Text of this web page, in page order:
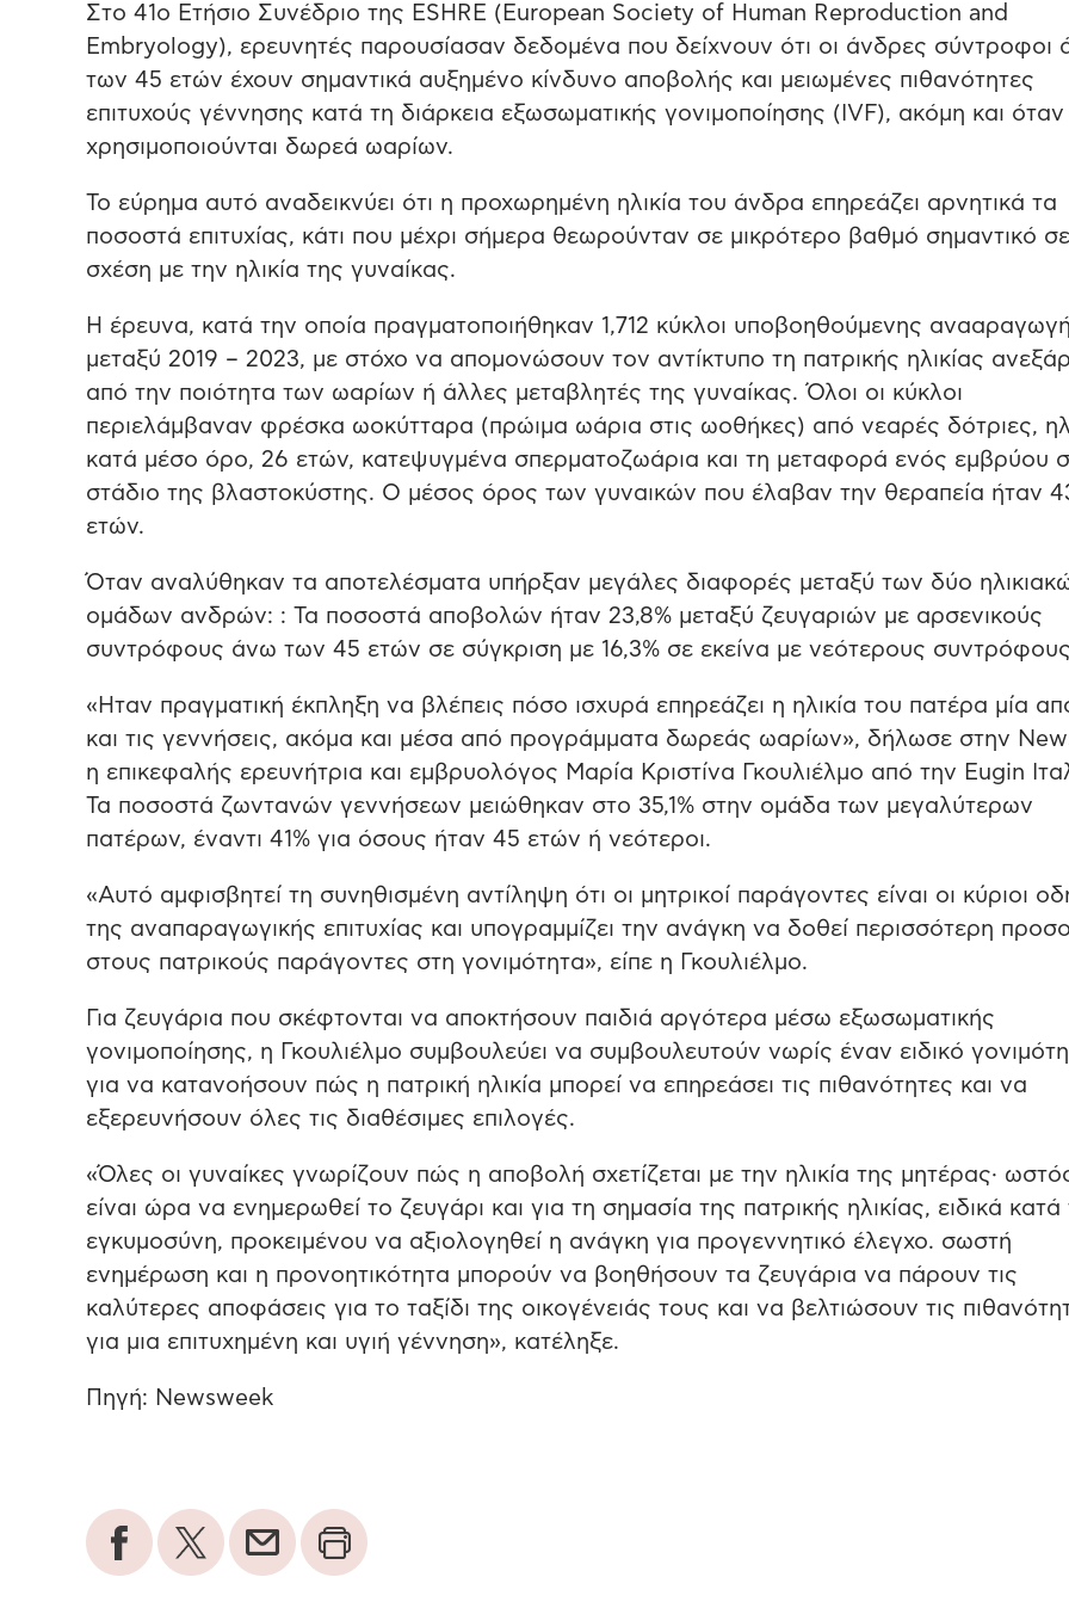
Στο 41ο Ετήσιο Συνέδριο της ESHRE (European Society of Human Reproduction and
Embryology), ερευνητές παρουσίασαν δεδομένα που δείχνουν ότι οι άνδρες σύντροφοι
των 45 ετών έχουν σημαντικά αυξημένο κίνδυνο αποβολής και μειωμένες πιθανότητες
επιτυχούς γέννησης κατά τη διάρκεια εξωσωματικής γονιμοποίησης (IVF), ακόμη και όταν
χρησιμοποιούνται δωρεά ωαρίων.
Το εύρημα αυτό αναδεικνύει ότι η προχωρημένη ηλικία του άνδρα επηρεάζει αρνητικά τα
ποσοστά επιτυχίας, κάτι που μέχρι σήμερα θεωρούνταν σε μικρότερο βαθμό σημαντικό σε
σχέση με την ηλικία της γυναίκας.
Η έρευνα, κατά την οποία πραγματοποιήθηκαν 1,712 κύκλοι υποβοηθούμενης
μεταξύ 2019 – 2023, με στόχο να απομονώσουν τον αντίκτυπο τη πατρικής ηλικίας
από την ποιότητα των ωαρίων ή άλλες μεταβλητές της γυναίκας. Όλοι οι κύκλοι
περιελάμβαναν φρέσκα ωοκύτταρα (πρώιμα ωάρια στις ωοθήκες) από νεαρές δότριες,
κατά μέσο όρο, 26 ετών, κατεψυγμένα σπερματοζωάρια και τη μεταφορά ενός εμβρύου
στάδιο της βλαστοκύστης. Ο μέσος όρος των γυναικών που έλαβαν την θεραπεία ήταν
ετών.
Όταν αναλύθηκαν τα αποτελέσματα υπήρξαν μεγάλες διαφορές μεταξύ των δύο
ομάδων ανδρών: : Τα ποσοστά αποβολών ήταν 23,8% μεταξύ ζευγαριών με αρσενικούς
συντρόφους άνω των 45 ετών σε σύγκριση με 16,3% σε εκείνα με νεότερους
«Ηταν πραγματική έκπληξη να βλέπεις πόσο ισχυρά επηρεάζει η ηλικία του πατέρα μία
και τις γεννήσεις, ακόμα και μέσα από προγράμματα δωρεάς ωαρίων», δήλωσε στην
η επικεφαλής ερευνήτρια και εμβρυολόγος Μαρία Κριστίνα Γκουλιέλμο από την Eugin
Τα ποσοστά ζωντανών γεννήσεων μειώθηκαν στο 35,1% στην ομάδα των μεγαλύτερων
πατέρων, έναντι 41% για όσους ήταν 45 ετών ή νεότεροι.
«Αυτό αμφισβητεί τη συνηθισμένη αντίληψη ότι οι μητρικοί παράγοντες είναι οι κύριοι
της αναπαραγωγικής επιτυχίας και υπογραμμίζει την ανάγκη να δοθεί περισσότερη
στους πατρικούς παράγοντες στη γονιμότητα», είπε η Γκουλιέλμο.
Για ζευγάρια που σκέφτονται να αποκτήσουν παιδιά αργότερα μέσω εξωσωματικής
γονιμοποίησης, η Γκουλιέλμο συμβουλεύει να συμβουλευτούν νωρίς έναν ειδικό
για να κατανοήσουν πώς η πατρική ηλικία μπορεί να επηρεάσει τις πιθανότητες και να
εξερευνήσουν όλες τις διαθέσιμες επιλογές.
«Όλες οι γυναίκες γνωρίζουν πώς η αποβολή σχετίζεται με την ηλικία της μητέρας·
είναι ώρα να ενημερωθεί το ζευγάρι και για τη σημασία της πατρικής ηλικίας, ειδικά κατά
εγκυμοσύνη, προκειμένου να αξιολογηθεί η ανάγκη για προγεννητικό έλεγχο. σωστή
ενημέρωση και η προνοητικότητα μπορούν να βοηθήσουν τα ζευγάρια να πάρουν τις
καλύτερες αποφάσεις για το ταξίδι της οικογένειάς τους και να βελτιώσουν τις
για μια επιτυχημένη και υγιή γέννηση», κατέληξε.
Πηγή: Newsweek